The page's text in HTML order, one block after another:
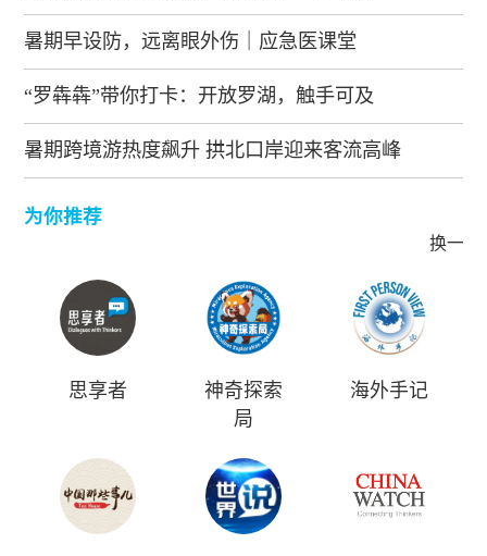
暑期早设防，远离眼外伤｜应急医课堂
“罗犇犇”带你打卡：开放罗湖，触手可及
暑期跨境游热度飙升 拱北口岸迎来客流高峰
为你推荐
换一批
思享者
神奇探索
局
海外手记